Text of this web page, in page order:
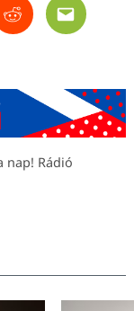
RedditEmail
nap! Rádió